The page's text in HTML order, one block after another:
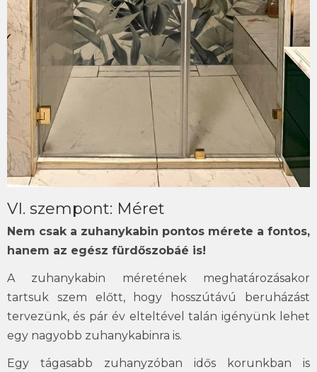
VI. szempont: Méret
Nem csak a zuhanykabin pontos mérete a fontos,
hanem az egész fürdőszobáé is!
A zuhanykabin méretének meghatározásakor
tartsuk szem előtt, hogy hosszútávú beruházást
tervezünk, és pár év elteltével talán igényünk lehet
egy nagyobb zuhanykabinra is.
Egy tágasabb zuhanyzóban idős korunkban is